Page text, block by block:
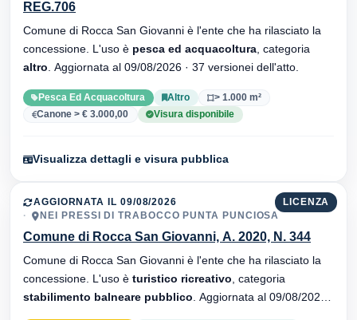
REG.706
Comune di Rocca San Giovanni è l'ente che ha rilasciato la
concessione. L'uso è pesca ed acquacoltura , categoria
altro
. Aggiornata al 09/08/2026 · 37 versionei dell'atto.
Pesca Ed Acquacoltura Altro
> 1.000 m²
Canone > € 3.000,00
Visura disponibile
Visualizza dettagli e visura pubblica
LICENZA
AGGIORNATA IL 09/08/2026
NEI PRESSI DI TRABOCCO PUNTA PUNCIOSA
Comune di Rocca San Giovanni, A. 2020, N. 344
Comune di Rocca San Giovanni è l'ente che ha rilasciato la
concessione. L'uso è turistico ricreativo , categoria
stabilimento balneare pubblico